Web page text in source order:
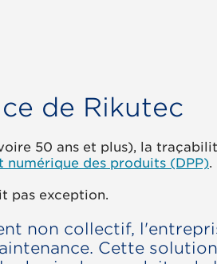
de Rikutec
50 ans et plus), la
des produits (DPP).
pas exception.
non collectif,
Cette